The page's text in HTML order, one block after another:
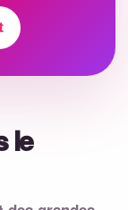
le